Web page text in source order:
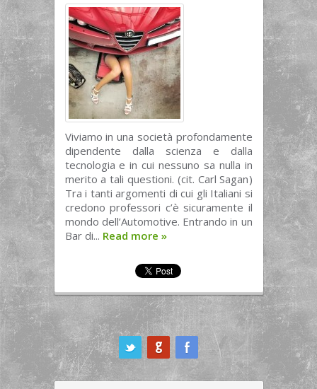
Viviamo in una società profondamente
dipendente dalla scienza e dalla
tecnologia e in cui nessuno sa nulla in
merito a tali questioni. (cit. Carl Sagan)
Tra i tanti argomenti di cui gli Italiani si
credono professori c’è sicuramente il
mondo dell’Automotive. Entrando in un
Bar di... Read more »